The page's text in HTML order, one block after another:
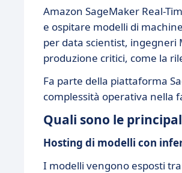
Amazon SageMaker Real-
e ospitare modelli di
per data scientist, ingegneri
produzione critici, come la
Fa parte della piattaforma
complessità operativa nella
Quali sono le
Hosting di modelli con
I modelli vengono esposti